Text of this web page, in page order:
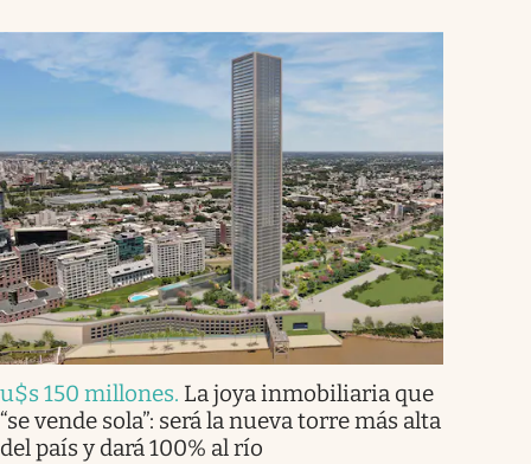
u$s 150 millones. La joya inmobiliaria que
“se vende sola”: será la nueva torre más alta
del país y dará 100% al río